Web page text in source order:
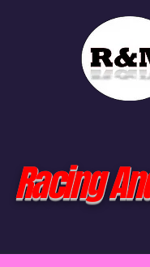
Racing